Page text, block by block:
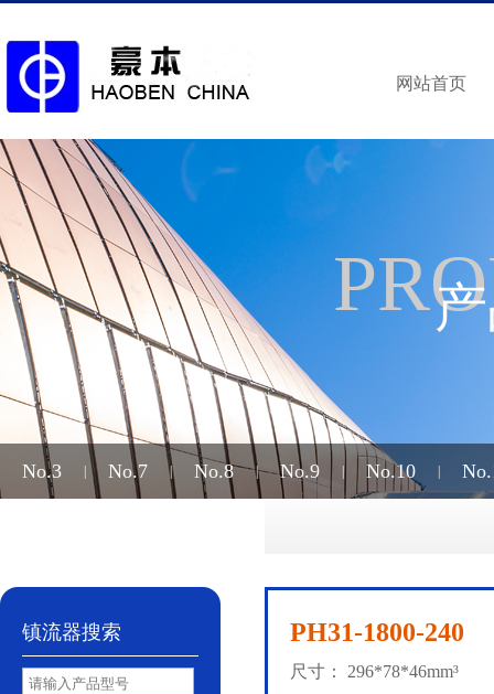
网站首页
No.3 No.7 No.8 | No.9 No.10
镇流器搜索 PH31-1800-240
尺寸： 296*78*46mm³